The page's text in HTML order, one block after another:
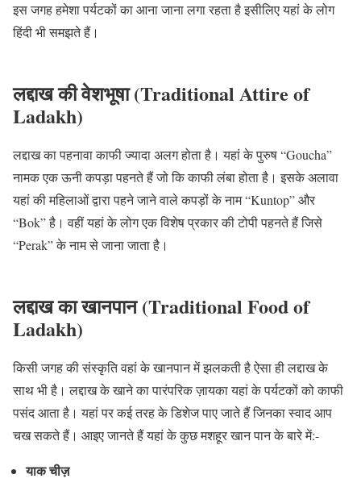
इस जगह हमेशा पर्यटकों का आना जाना लगा रहता है इसीलिए यहां के लोग
हिंदी भी समझते हैं।
लद्दाख की वेशभूषा (Traditional Attire of
Ladakh)
लद्दाख का पहनावा काफी ज्यादा अलग होता है। यहां के पुरुष “Goucha”
नामक एक ऊनी कपड़ा पहनते हैं जो कि काफी लंबा होता है। इसके अलावा
यहां की महिलाओं द्वारा पहने जाने वाले कपड़ों के नाम “Kuntop” और
“Bok” है। वहीं यहां के लोग एक विशेष प्रकार की टोपी पहनते हैं जिसे
“Perak” के नाम से जाना जाता है।
लद्दाख का खानपान (Traditional Food of
Ladakh)
किसी जगह की संस्कृति वहां के खानपान में झलकती है ऐसा ही लद्दाख के
साथ भी है। लद्दाख के खाने का पारंपरिक ज़ायका यहां के पर्यटकों को काफी
पसंद आता है। यहां पर कई तरह के डिशेज पाए जाते हैं जिनका स्वाद आप
चख सकते हैं। आइए जानते हैं यहां के कुछ मशहूर खान पान के बारे में:-
याक चीज़